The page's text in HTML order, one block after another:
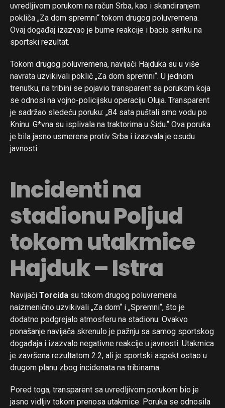
uvredljivom porukom na račun Srba, kao i skandiranjem
pokliča „Za dom spremni“ tokom drugog poluvremena.
Ovaj događaj izazvao je burne reakcije i bacio senku na
sportski rezultat.
Tokom drugog poluvremena, navijači Hajduka su u više
navrata uzvikivali poklič „Za dom spremni“. U jednom
trenutku, na tribini se pojavio transparent sa porukom koja
se odnosi na vojno-policijsku operaciju Oluja. Transparent
je sadržao sledeću poruku: „84 sata puštali smo vodu po
Kninu. G*vna su isplivala na traktorima u Šidu.“ Ova poruka
je bila jasno usmerena protiv Srba i izazvala je osudu
javnosti.
Incidenti na
stadionu Poljud
tokom utakmice
Hajduk – Istra
Navijači Torcida su tokom drugog poluvremena
naizmenično uzvikivali „Za dom“ i „Spremni“, što je
dodatno podgrejalo atmosferu na stadionu. Ovakvo
ponašanje navijača skrenulo je pažnju sa samog sportskog
događaja i izazvalo negativne reakcije u javnosti. Utakmica
je završena rezultatom 2:2, ali je sportski aspekt ostao u
drugom planu zbog incidenata na tribinama.
Pored toga, transparent sa uvredljivom porukom bio je
jasno vidljiv tokom prenosa utakmice. Poruka se odnosila